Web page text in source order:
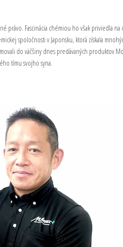
právo. Fascinácia chémiou ho však priviedla na
spoločnosti v Japonsku, ktorá získala
do väčšiny dnes predávaných produktov
tímu svojho syna.